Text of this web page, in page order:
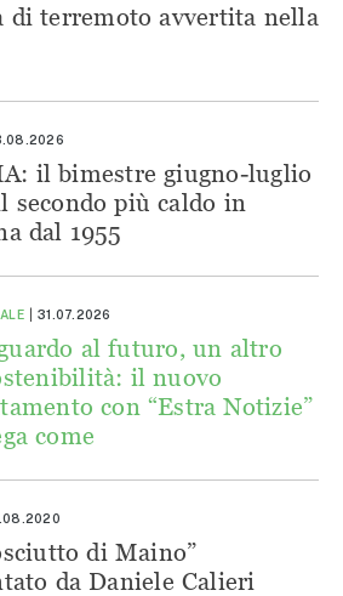
di terremoto avvertita nella
il bimestre giugno-luglio
secondo più caldo in
dal 1955
31.07.2026
al futuro, un altro
il nuovo
con “Estra Notizie”
come
di Maino”
da Daniele Calieri